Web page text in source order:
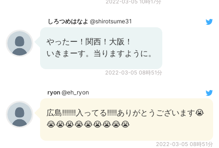
2022-03-05 10時17分
しろつめはなよ @shirotsume31
やったー！関西！大阪！
いきまーす。当りますように。
2022-03-05 08時51分
ryon @eh_ryon
広島!!!!!!!入ってる!!!!!ありがとうございます😭
😭😭😭😭😭😭😭😭😭
2022-03-05 08時51分